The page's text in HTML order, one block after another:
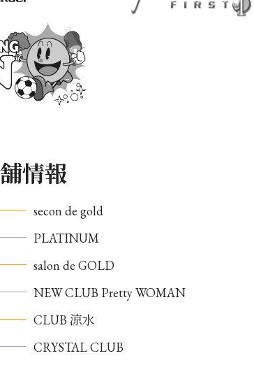
情報
secon de gold
PLATINUM
salon de GOLD
NEW CLUB Pretty WOMAN
CLUB 涼水
CRYSTAL CLUB